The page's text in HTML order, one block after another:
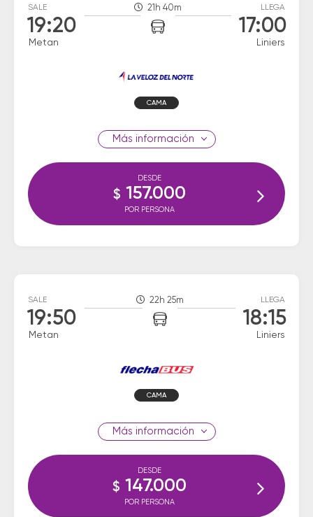
SALE
19:20
Metan
21h 40m LLEGA
17:00
Liniers
CAMA
información
DESDE
$ 157.000
POR PERSONA
SALE
19:50
Metan
22h 25m LLEGA
18:15
Liniers
CAMA
información
DESDE
$ 147.000
POR PERSONA